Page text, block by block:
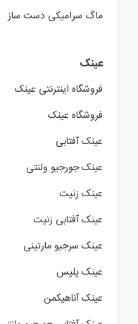
ماگ سرامیکی دست ساز
عینک
فروشگاه اینترنتی عینک
فروشگاه عینک
عینک آفتابی
عینک جورجیو ولنتی
عینک زنیت
عینک آفتابی زنیت
عینک سرجیو مارتینی
عینک پلیس
عینک آناهیکمن